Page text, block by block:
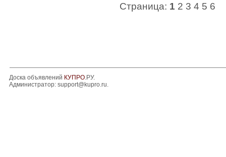
Страница: 1 2 3 4 5 6
Доска объявлений КУПРО.РУ.
Администратор: support@kupro.ru.